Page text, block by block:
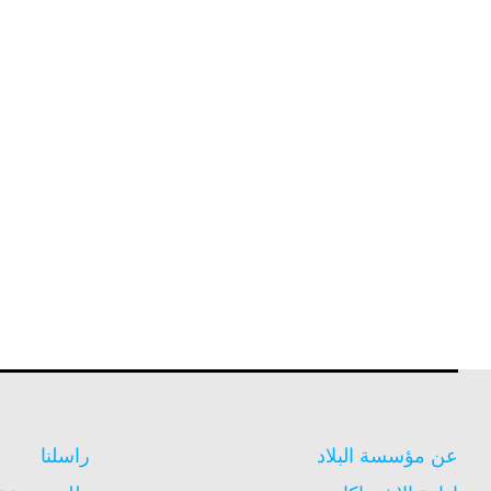
عن مؤسسة البلاد
راسلنا